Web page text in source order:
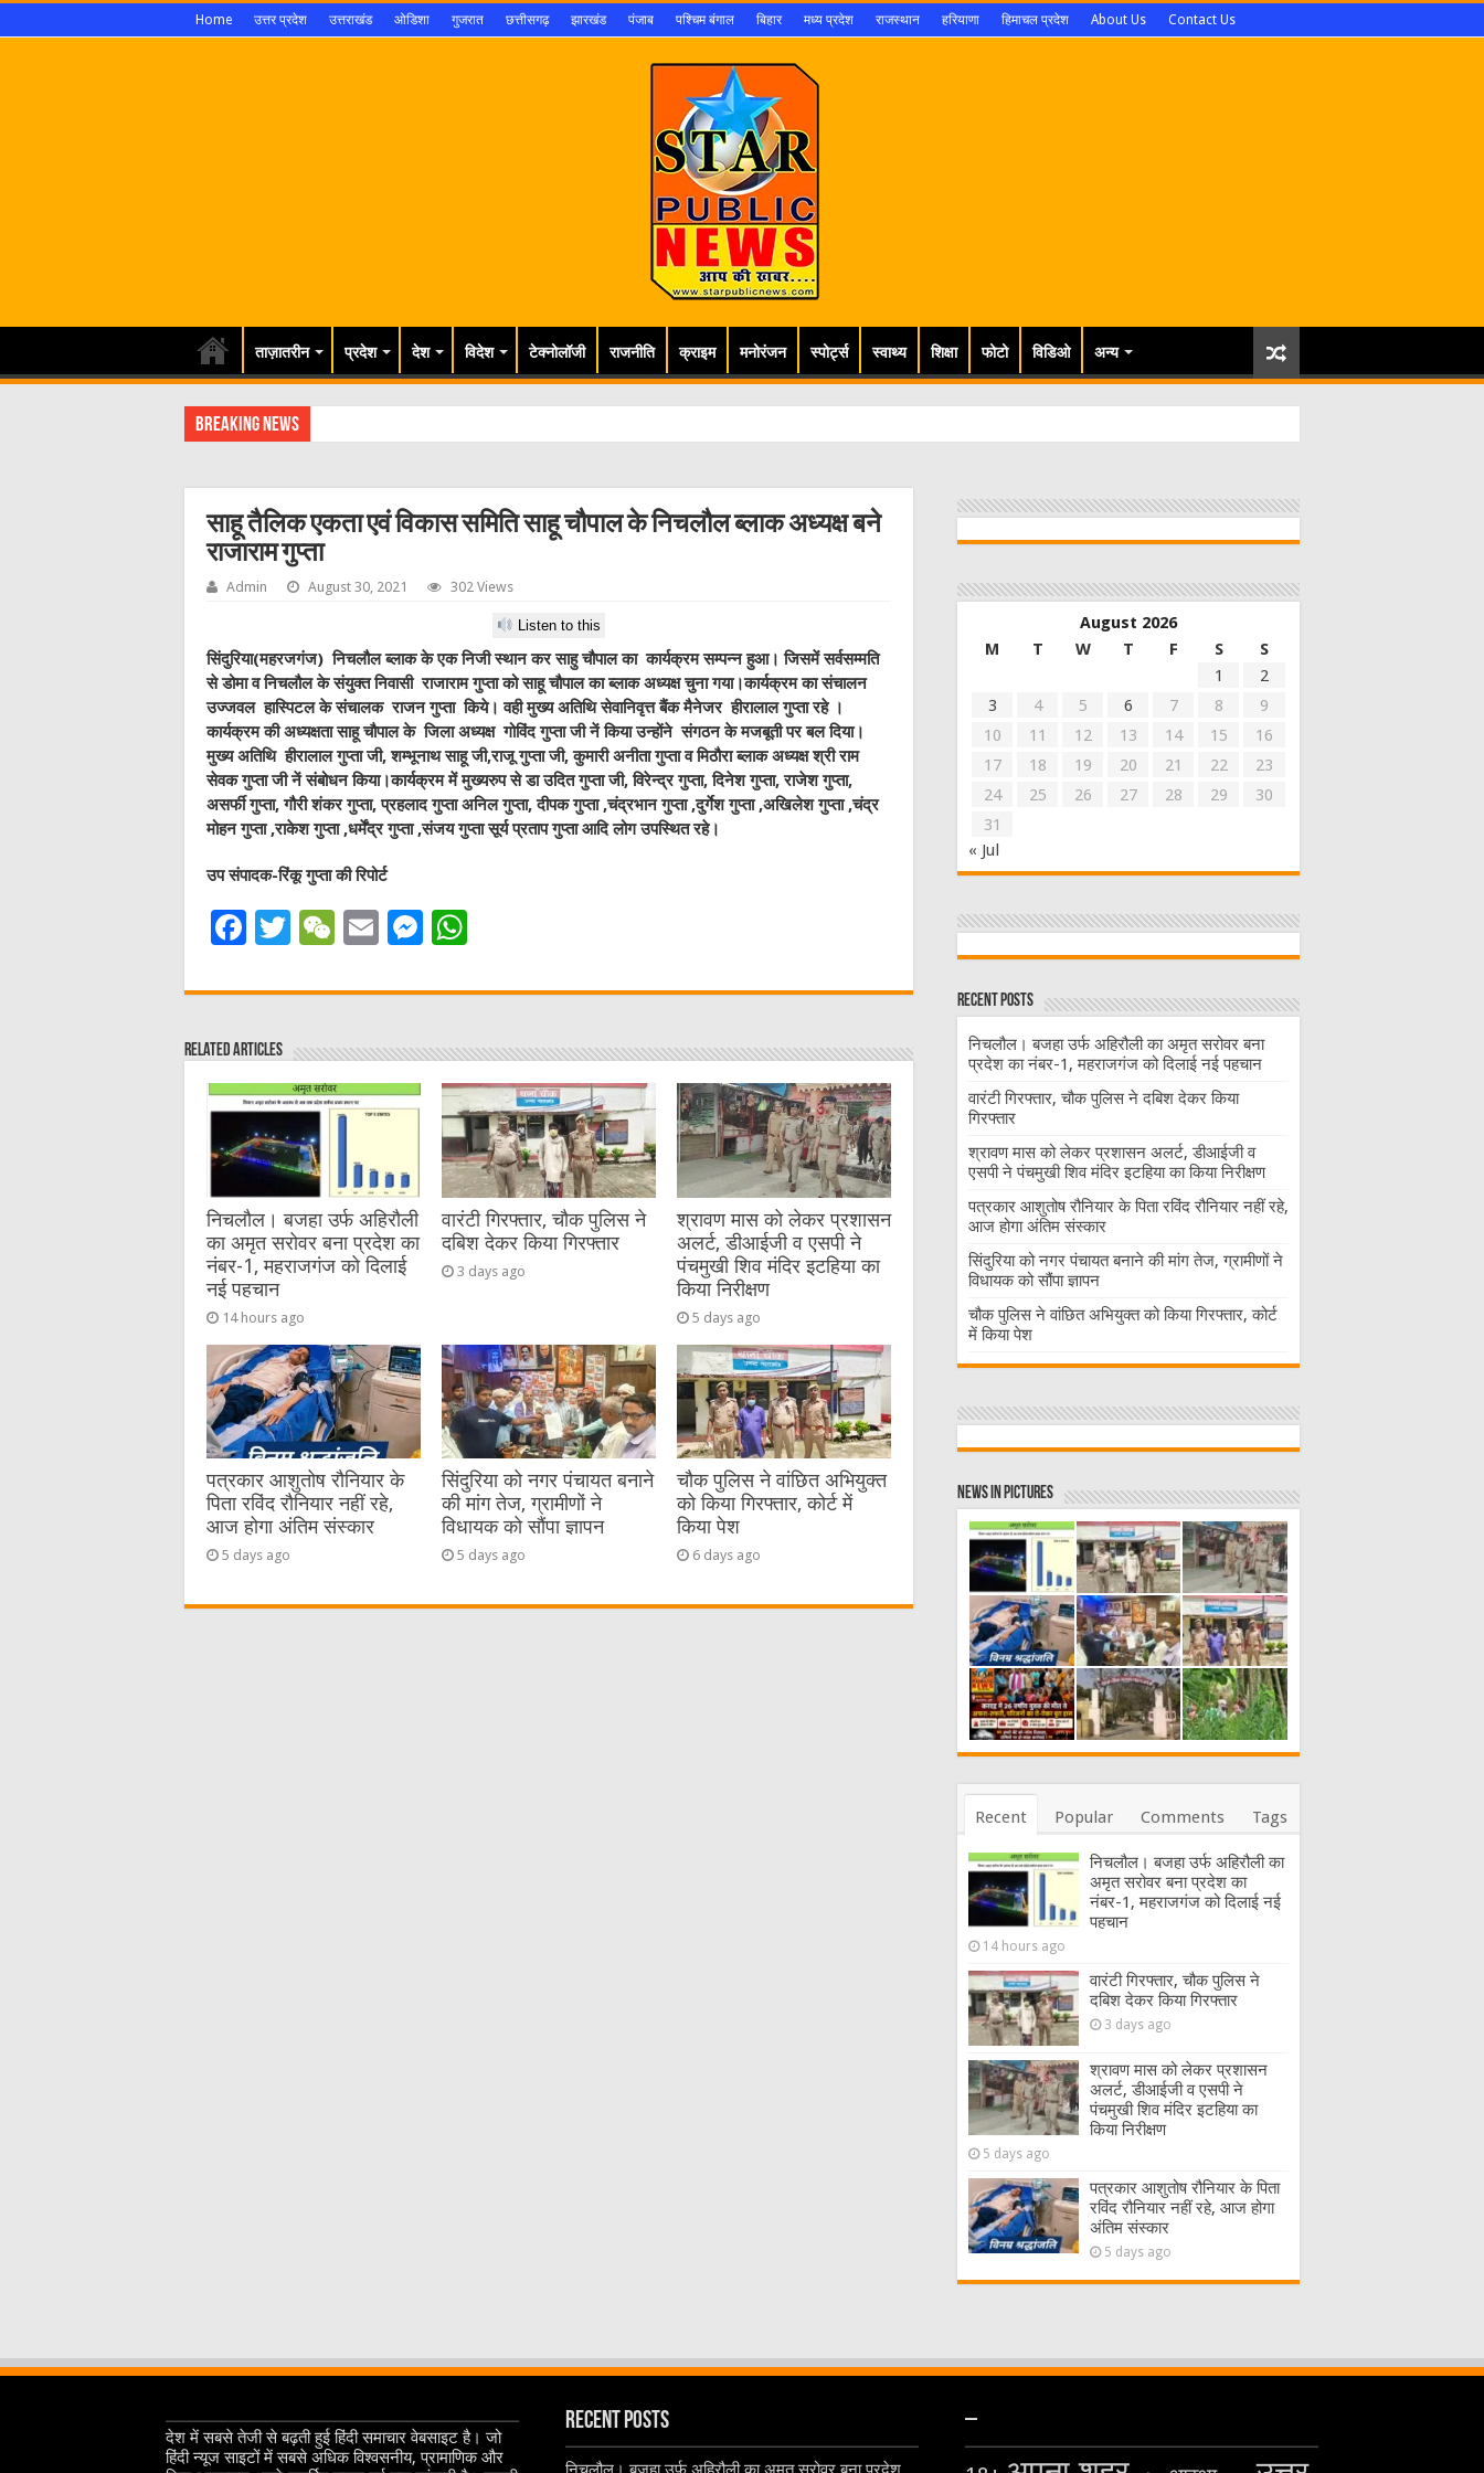
Home उत्तर प्रदेश उत्तराखंड ओडिशा गुजरात छत्तीसगढ़ झारखंड पंजाब पश्चिम बंगाल बिहार मध्य प्रदेश राजस्थान हरियाणा हिमाचल प्रदेश About Us Contact Us
ताज़ातरीन प्रदेश देश विदेश टेक्नोलॉजी राजनीति क्राइम मनोरंजन स्पोर्ट्स स्वाथ्य शिक्षा फोटो विडिओ अन्य
Breaking News
साहू तैलिक एकता एवं विकास समिति साहू चौपाल के निचलौल ब्लाक अध्यक्ष बने
राजाराम गुप्ता
Admin August 30, 2021 302 Views
Listen to this
सिंदुरिया(महरजगंज) निचलौल ब्लाक के एक निजी स्थान कर साहु चौपाल का कार्यक्रम सम्पन्न हुआ। जिसमें सर्वसम्मति
से डोमा व निचलौल के संयुक्त निवासी राजाराम गुप्ता को साहू चौपाल का ब्लाक अध्यक्ष चुना गया।कार्यक्रम का संचालन
उज्जवल हास्पिटल के संचालक राजन गुप्ता किये। वही मुख्य अतिथि सेवानिवृत्त बैंक मैनेजर हीरालाल गुप्ता रहे ।
कार्यक्रम की अध्यक्षता साहू चौपाल के जिला अध्यक्ष गोविंद गुप्ता जी नें किया उन्होंने संगठन के मजबूती पर बल दिया।
मुख्य अतिथि हीरालाल गुप्ता जी, शम्भूनाथ साहू जी,राजू गुप्ता जी, कुमारी अनीता गुप्ता व मिठौरा ब्लाक अध्यक्ष श्री राम
सेवक गुप्ता जी नें संबोधन किया।कार्यक्रम में मुख्यरुप से डा उदित गुप्ता जी, विरेन्द्र गुप्ता, दिनेश गुप्ता, राजेश गुप्ता,
असर्फी गुप्ता, गौरी शंकर गुप्ता, प्रहलाद गुप्ता अनिल गुप्ता, दीपक गुप्ता ,चंद्रभान गुप्ता ,दुर्गेश गुप्ता ,अखिलेश गुप्ता ,चंद्र
मोहन गुप्ता ,राकेश गुप्ता ,धर्मेंद्र गुप्ता ,संजय गुप्ता सूर्य प्रताप गुप्ता आदि लोग उपस्थित रहे।
उप संपादक-रिंकू गुप्ता की रिपोर्ट
F
c
e
b
o
o
k
T
it
r
W
C
at
E
ai
M
ss
n
g
er
at
A
p
p
Related Articles
निचलौल। बजहा उर्फ अहिरौली
का अमृत सरोवर बना प्रदेश का
नंबर-1, महराजगंज को दिलाई
नई पहचान
14 hours ago
वारंटी गिरफ्तार, चौक पुलिस ने
दबिश देकर किया गिरफ्तार
3 days ago
श्रावण मास को लेकर प्रशासन
अलर्ट, डीआईजी व एसपी ने
पंचमुखी शिव मंदिर इटहिया का
किया निरीक्षण
5 days ago
पत्रकार आशुतोष रौनियार के
पिता रविंद रौनियार नहीं रहे,
आज होगा अंतिम संस्कार
5 days ago
सिंदुरिया को नगर पंचायत बनाने
की मांग तेज, ग्रामीणों ने
विधायक को सौंपा ज्ञापन
5 days ago
चौक पुलिस ने वांछित अभियुक्त
को किया गिरफ्तार, कोर्ट में
किया पेश
6 days ago
August 2026
M
T W T F S
S
1
2
3
4 5 6 7 8
9
10
11 12 13 14 15
16
17
18 19 20 21 22
23
24
25 26 27 28 29
30
31
« Jul
Recent Posts
निचलौल। बजहा उर्फ अहिरौली का अमृत सरोवर बना
प्रदेश का नंबर-1, महराजगंज को दिलाई नई पहचान
वारंटी गिरफ्तार, चौक पुलिस ने दबिश देकर किया
गिरफ्तार
श्रावण मास को लेकर प्रशासन अलर्ट, डीआईजी व
एसपी ने पंचमुखी शिव मंदिर इटहिया का किया निरीक्षण
पत्रकार आशुतोष रौनियार के पिता रविंद रौनियार नहीं रहे,
आज होगा अंतिम संस्कार
सिंदुरिया को नगर पंचायत बनाने की मांग तेज, ग्रामीणों ने
विधायक को सौंपा ज्ञापन
चौक पुलिस ने वांछित अभियुक्त को किया गिरफ्तार, कोर्ट
में किया पेश
News in Pictures
Recent Popular Comments Tags
निचलौल। बजहा उर्फ अहिरौली का
अमृत सरोवर बना प्रदेश का
नंबर-1, महराजगंज को दिलाई नई
पहचान
14 hours ago
वारंटी गिरफ्तार, चौक पुलिस ने
दबिश देकर किया गिरफ्तार
3 days ago
श्रावण मास को लेकर प्रशासन
अलर्ट, डीआईजी व एसपी ने
पंचमुखी शिव मंदिर इटहिया का
किया निरीक्षण
5 days ago
पत्रकार आशुतोष रौनियार के पिता
रविंद रौनियार नहीं रहे, आज होगा
अंतिम संस्कार
5 days ago
देश में सबसे तेजी से बढ़ती हुई हिंदी समाचार वेबसाइट है। जो
हिंदी न्यूज साइटों में सबसे अधिक विश्वसनीय, प्रामाणिक और
Recent Posts –